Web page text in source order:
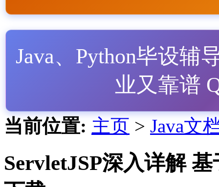
Java、Python毕设辅
业又靠谱
当前位置: 主页 > Java文
ServletJSP深入详解